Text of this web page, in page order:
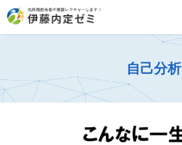
自己分析